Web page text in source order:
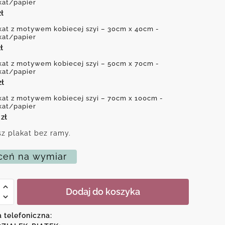
papier
z motywem kobiecej szyi – 30cm x 40cm -
papier
z motywem kobiecej szyi – 50cm x 70cm -
papier
z motywem kobiecej szyi – 70cm x 100cm -
papier
zł
plakat bez ramy.
na wymiar
Dodaj do koszyka
telefoniczna: